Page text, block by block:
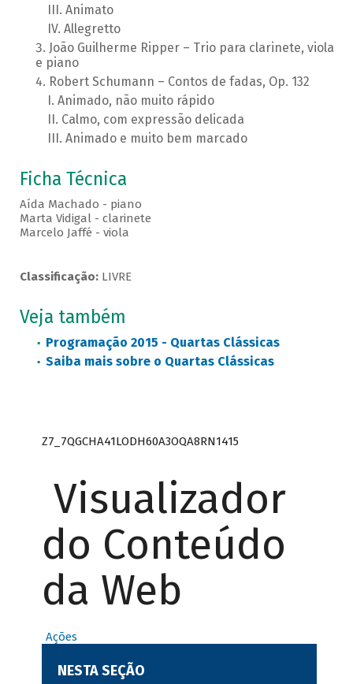
Animato
Allegretto
João Guilherme Ripper – Trio para clarinete, viola
e piano
Robert Schumann – Contos de fadas, Op. 132
Animado, não muito rápido
Calmo, com expressão delicada
Animado e muito bem marcado
Ficha Técnica
Aída Machado - piano
Marta Vidigal - clarinete
Marcelo Jaffé - viola
Classificação:LIVRE
Veja também
Programação 2015 - Quartas Clássicas
Saiba mais sobre o Quartas Clássicas
Z7_7QGCHA41LODH60A3OQA8RN1415
Visualizador
do Conteúdo
da Web
Ações
NESTA SEÇÃO